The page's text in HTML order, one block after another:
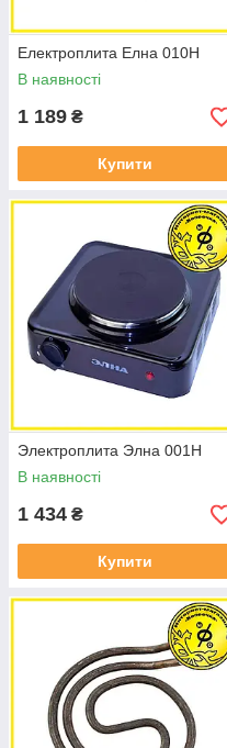
Електроплита Елна 010Н
В наявності
1 189 ₴
Купити
Электроплита Элна 001Н
В наявності
1 434 ₴
Купити